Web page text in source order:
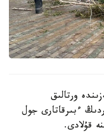
ورتالىق
ولاردىڭ ءبىرقاتارى جول
قۇلادى.